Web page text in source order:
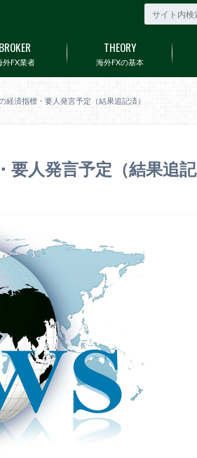
外FX業者
BROKER
海外FXの基本
THEORY
経済指標・要人発言予定（結果追記済）
要人発言予定（結果追記